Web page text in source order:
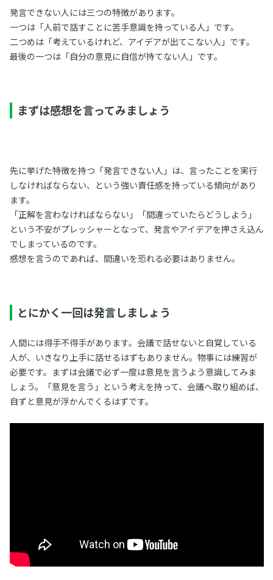
発言できない人には三つの特徴があります。
一つは「人前で話すことに苦手意識を持っている人」です。
二つめは「考えているけれど、アイデアが出てこない人」です。
最後の一つは「自分の意見に自信が持てない人」です。
まずは感想を言ってみましょう
先に挙げた特徴を持つ「発言できない人」は、言ったことを実行
しなければならない、という強い責任感を持っている傾向があり
ます。
「正解を言わなければならない」「間違っていたらどうしよう」
という不安がプレッシャーとなって、発言やアイデアを押さえ込ん
でしまっているのです。
感想を言うのであれば、間違いを恐れる必要はありません。
とにかく一回は発言しましょう
人間には得手不得手があります。会議で話せないと自覚している
人が、いきなり上手に話せるはずもありません。物事には練習が
必要です。まずは会議で必ず一度は意見を言うよう意識してみま
しょう。「意見を言う」という考えを持って、会議へ取り組めば、
自ずと意見が浮かんでくるはずです。